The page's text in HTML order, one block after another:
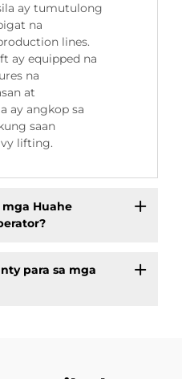
ay tumutulong
na
lines.
ay equipped na
na
at
ay angkop sa
saan
lifting.
Huahe
para sa mga